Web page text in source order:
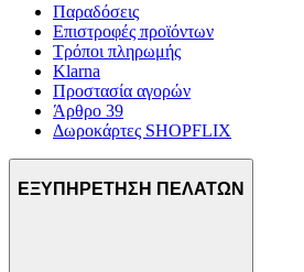
Παραδόσεις
Επιστροφές προϊόντων
Τρόποι πληρωμής
Klarna
Προστασία αγορών
Άρθρο 39
Δωροκάρτες SHOPFLIX
ΕΞΥΠΗΡΕΤΗΣΗ ΠΕΛΑΤΩΝ